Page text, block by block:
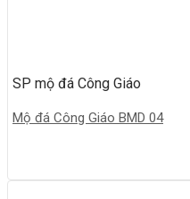
SP mộ đá Công Giáo
Mộ đá Công Giáo BMD 04